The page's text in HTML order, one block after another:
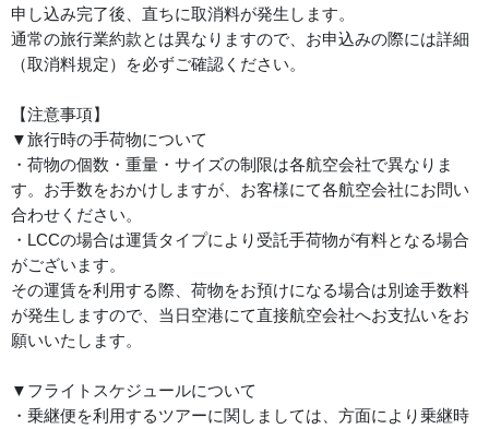
申し込み完了後、直ちに取消料が発生します。
通常の旅行業約款とは異なりますので、お申込みの際には詳細
（取消料規定）を必ずご確認ください。
【注意事項】
▼旅行時の手荷物について
・荷物の個数・重量・サイズの制限は各航空会社で異なりま
す。お手数をおかけしますが、お客様にて各航空会社にお問い
合わせください。
・LCCの場合は運賃タイプにより受託手荷物が有料となる場合
がございます。
その運賃を利用する際、荷物をお預けになる場合は別途手数料
が発生しますので、当日空港にて直接航空会社へお支払いをお
願いいたします。
▼フライトスケジュールについて
・乗継便を利用するツアーに関しましては、方面により乗継時